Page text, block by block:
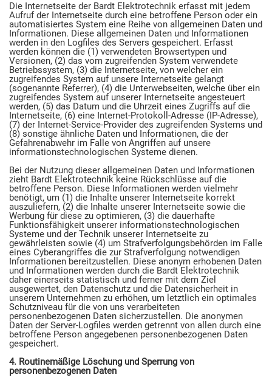
Die Internetseite der Bardt Elektrotechnik erfasst mit jedem
Aufruf der Internetseite durch eine betroffene Person oder ein
automatisiertes System eine Reihe von allgemeinen Daten und
Informationen. Diese allgemeinen Daten und Informationen
werden in den Logfiles des Servers gespeichert. Erfasst
werden können die (1) verwendeten Browsertypen und
Versionen, (2) das vom zugreifenden System verwendete
Betriebssystem, (3) die Internetseite, von welcher ein
zugreifendes System auf unsere Internetseite gelangt
(sogenannte Referrer), (4) die Unterwebseiten, welche über ein
zugreifendes System auf unserer Internetseite angesteuert
werden, (5) das Datum und die Uhrzeit eines Zugriffs auf die
Internetseite, (6) eine Internet-Protokoll-Adresse (IP-Adresse),
(7) der Internet-Service-Provider des zugreifenden Systems und
(8) sonstige ähnliche Daten und Informationen, die der
Gefahrenabwehr im Falle von Angriffen auf unsere
informationstechnologischen Systeme dienen.
Bei der Nutzung dieser allgemeinen Daten und Informationen
zieht Bardt Elektrotechnik keine Rückschlüsse auf die
betroffene Person. Diese Informationen werden vielmehr
benötigt, um (1) die Inhalte unserer Internetseite korrekt
auszuliefern, (2) die Inhalte unserer Internetseite sowie die
Werbung für diese zu optimieren, (3) die dauerhafte
Funktionsfähigkeit unserer informationstechnologischen
Systeme und der Technik unserer Internetseite zu
gewährleisten sowie (4) um Strafverfolgungsbehörden im Falle
eines Cyberangriffes die zur Strafverfolgung notwendigen
Informationen bereitzustellen. Diese anonym erhobenen Daten
und Informationen werden durch die Bardt Elektrotechnik
daher einerseits statistisch und ferner mit dem Ziel
ausgewertet, den Datenschutz und die Datensicherheit in
unserem Unternehmen zu erhöhen, um letztlich ein optimales
Schutzniveau für die von uns verarbeiteten
personenbezogenen Daten sicherzustellen. Die anonymen
Daten der Server-Logfiles werden getrennt von allen durch eine
betroffene Person angegebenen personenbezogenen Daten
gespeichert.
4. Routinemäßige Löschung und Sperrung von
personenbezogenen Daten